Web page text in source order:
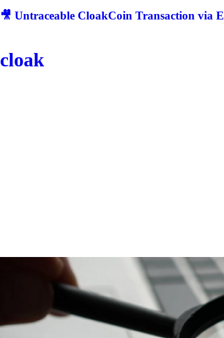
🎥 Untraceable CloakCoin Transaction via
cloak